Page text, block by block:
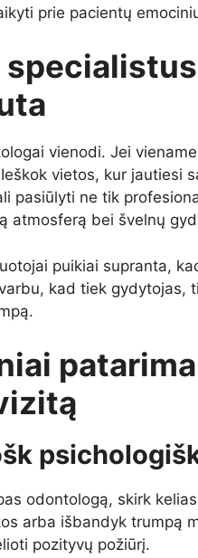
prie pacientų
vienodi. Jei
vietos, kur jautiesi
pasiūlyti ne tik
atmosferą bei švelnų
puikiai supranta,
kad tiek gydytojas,
odontologą, skirk
arba išbandyk trumpą
pozityvų požiūrį.